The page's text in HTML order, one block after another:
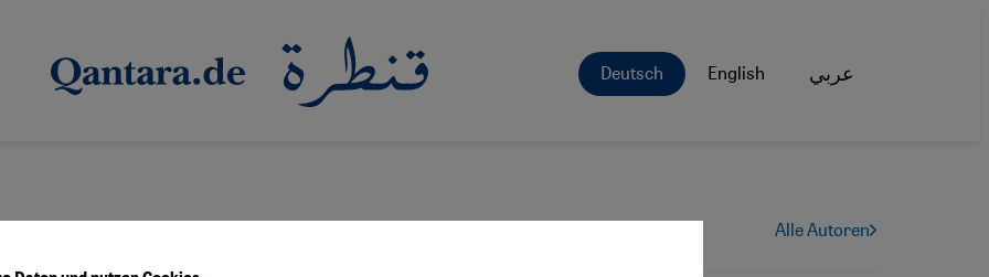
Deutsch English عربي
Alle Autoren